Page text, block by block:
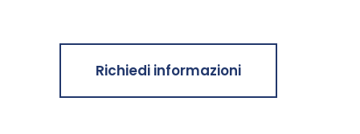
Richiedi informazioni